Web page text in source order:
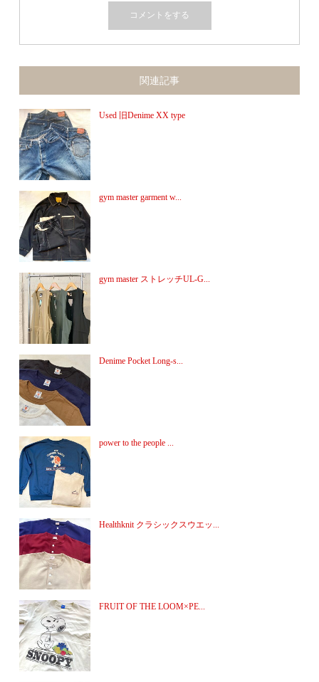
関連記事
Used 旧Denime XX type
gym master garment w...
gym master ストレッチUL-G...
Denime Pocket Long-s...
power to the people ...
Healthknit クラシックスウエッ...
FRUIT OF THE LOOM×PE...